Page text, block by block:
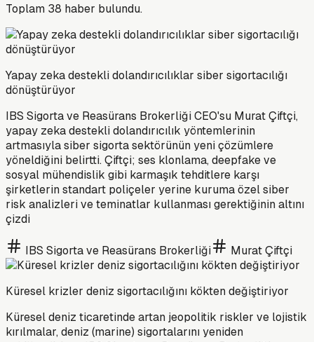
Toplam 38 haber bulundu.
Yapay zeka destekli dolandırıcılıklar siber sigortacılığı
dönüştürüyor
IBS Sigorta ve Reasürans Brokerliği CEO'su Murat Çiftçi,
yapay zeka destekli dolandırıcılık yöntemlerinin
artmasıyla siber sigorta sektörünün yeni çözümlere
yöneldiğini belirtti. Çiftçi; ses klonlama, deepfake ve
sosyal mühendislik gibi karmaşık tehditlere karşı
şirketlerin standart poliçeler yerine kuruma özel siber
risk analizleri ve teminatlar kullanması gerektiğinin altını
çizdi
IBS Sigorta ve Reasürans Brokerliği Murat Çiftçi
Küresel krizler deniz sigortacılığını kökten değiştiriyor
Küresel deniz ticaretinde artan jeopolitik riskler ve lojistik
kırılmalar, deniz (marine) sigortalarını yeniden